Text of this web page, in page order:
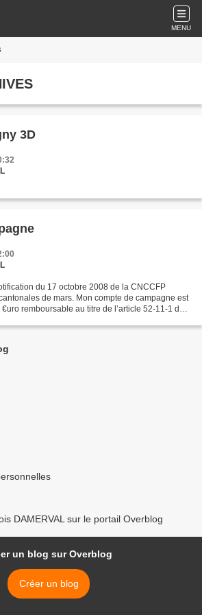
MENU
3D
du 17 octobre 2008 de la CNCCFP
de mars. Mon compte de campagne est
remboursable au titre de l’article 52-11-1 du
DAMERVAL sur le portail Overblog
un blog sur Overblog
Créer un blog